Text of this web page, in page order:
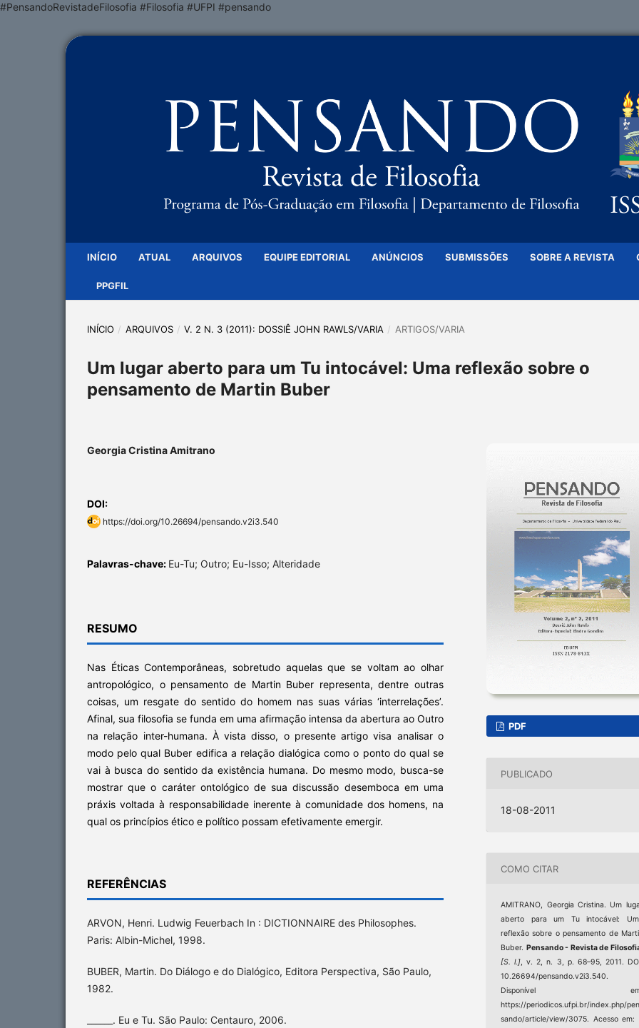
#PensandoRevistadeFilosofia #Filosofia #UFPI #pensando
INÍCIO ATUAL ARQUIVOS EQUIPE EDITORIAL ANÚNCIOS SUBMISSÕES SOBRE A REVISTA
PPGFIL
INÍCIO / ARQUIVOS / V. 2 N. 3 (2011): DOSSIÊ JOHN RAWLS/VARIA / ARTIGOS/VARIA
Um lugar aberto para um Tu intocável: Uma reflexão sobre o
pensamento de Martin Buber
Georgia Cristina Amitrano
DOI:
https://doi.org/10.26694/pensando.v2i3.540
Palavras-chave: Eu-Tu; Outro; Eu-Isso; Alteridade
RESUMO
Nas Éticas Contemporâneas, sobretudo aquelas que se voltam ao olhar
antropológico, o pensamento de Martin Buber representa, dentre outras
coisas, um resgate do sentido do homem nas suas várias ‘interrelações’.
Afinal, sua filosofia se funda em uma afirmação intensa da abertura ao Outro
na relação inter-humana. À vista disso, o presente artigo visa analisar o
modo pelo qual Buber edifica a relação dialógica como o ponto do qual se
vai à busca do sentido da existência humana. Do mesmo modo, busca-se
mostrar que o caráter ontológico de sua discussão desemboca em uma
práxis voltada à responsabilidade inerente à comunidade dos homens, na
qual os princípios ético e político possam efetivamente emergir.
REFERÊNCIAS
ARVON, Henri. Ludwig Feuerbach In : DICTIONNAIRE des Philosophes.
Paris: Albin-Michel, 1998.
BUBER, Martin. Do Diálogo e do Dialógico, Editora Perspectiva, São Paulo,
1982.
______. Eu e Tu. São Paulo: Centauro, 2006.
PDF
PUBLICADO
18-08-2011
COMO CITAR
AMITRANO, Georgia Cristina. Um
aberto para um Tu intocável:
reflexão sobre o pensamento de
Buber. Pensando - Revista de
[S. l.], v. 2, n. 3, p. 68–95, 2011.
10.26694/pensando.v2i3.540.
Disponível
https://periodicos.ufpi.br/index.php/
sando/article/view/3075. Acesso em: